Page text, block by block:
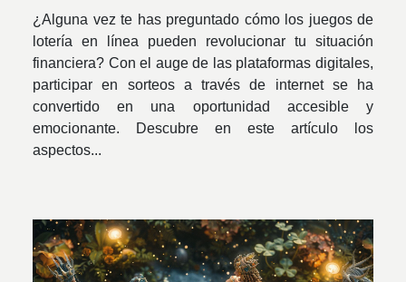
cambiar tu vida financiera
¿Alguna vez te has preguntado cómo los juegos de
lotería en línea pueden revolucionar tu situación
financiera? Con el auge de las plataformas digitales,
participar en sorteos a través de internet se ha
convertido en una oportunidad accesible y
emocionante. Descubre en este artículo los
aspectos...